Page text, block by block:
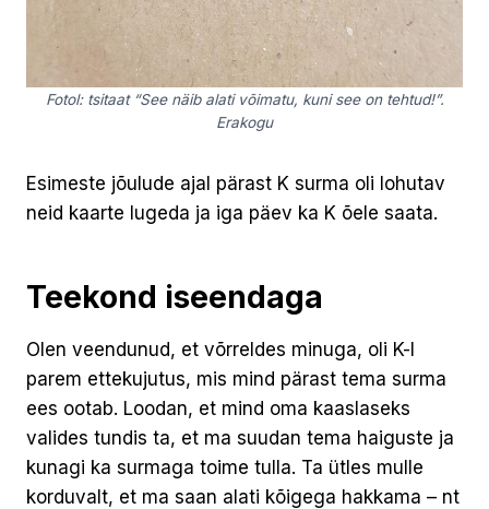
Fotol: tsitaat “See näib alati võimatu, kuni see on tehtud!”.
Erakogu
Esimeste jõulude ajal pärast K surma oli lohutav
neid kaarte lugeda ja iga päev ka K õele saata.
Teekond iseendaga
Olen veendunud, et võrreldes minuga, oli K-l
parem ettekujutus, mis mind pärast tema surma
ees ootab. Loodan, et mind oma kaaslaseks
valides tundis ta, et ma suudan tema haiguste ja
kunagi ka surmaga toime tulla. Ta ütles mulle
korduvalt, et ma saan alati kõigega hakkama – nt